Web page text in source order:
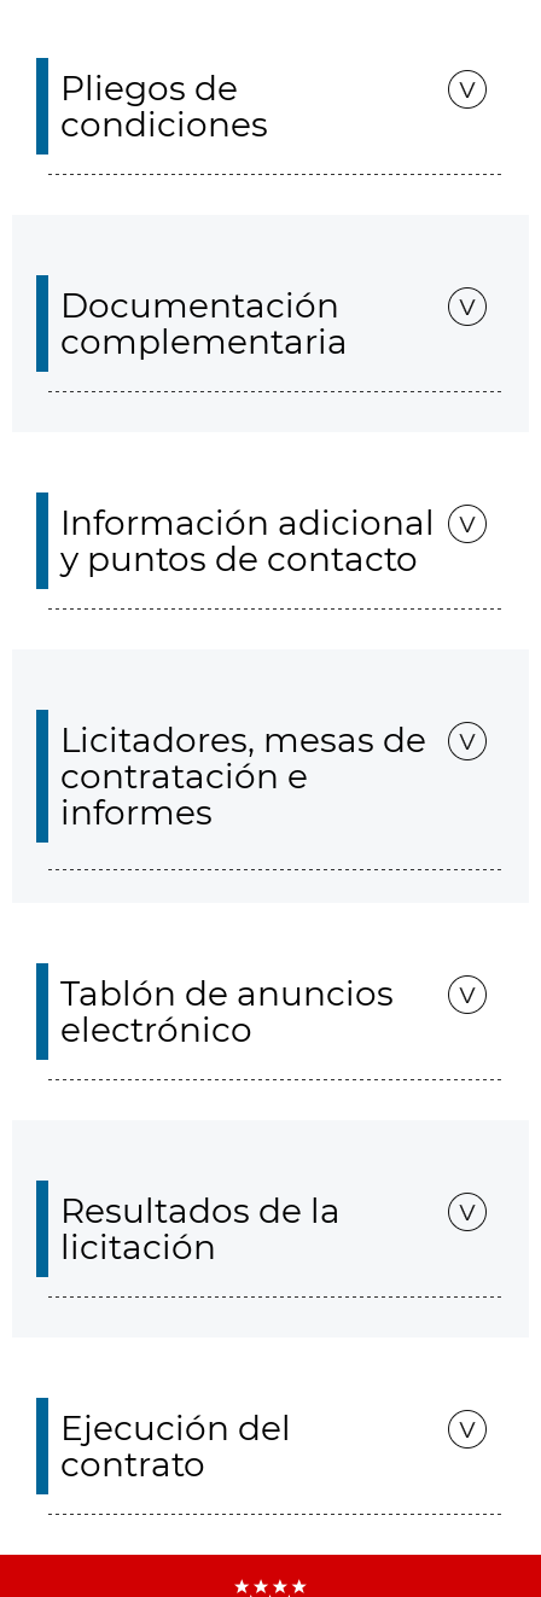
Pliegos de
condiciones
Documentación
complementaria
Información adicional
y puntos de contacto
Licitadores, mesas de
contratación e
informes
Tablón de anuncios
electrónico
Resultados de la
licitación
Ejecución del
contrato